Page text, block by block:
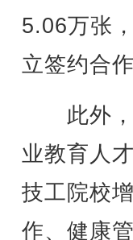
5.06万张
立签约合
此外，
业教育人
技工院校
作、健康